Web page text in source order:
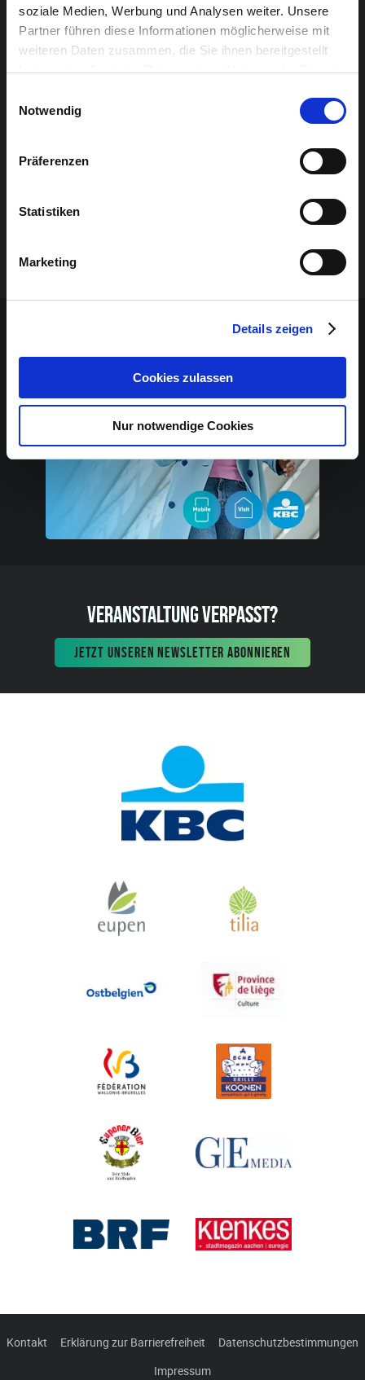
soziale Medien, Werbung und Analysen weiter. Unsere
Partner führen diese Informationen möglicherweise mit
weiteren Daten zusammen, die Sie ihnen bereitgestellt
haben oder die sie im Rahmen Ihrer Nutzung der Dienste
Notwendig
Präferenzen
Statistiken
Marketing
Details zeigen
Cookies zulassen
Nur notwendige Cookies
wechselnden Rollen mit dem Märchen und
experimentiert lustvoll mit Machtverhältnissen.
Ensemble:
Spiel: Jakob Bertram, Marie Dolders, Gabriel Henkes,
Dario Köster, Elisa Mahad
Kostüme: Petra Kather
Vogel
Regie: Helga Kohnen
Sponsoren-Inhalt
VERANSTALTUNG VERPASST?
JETZT UNSEREN NEWSLETTER ABONNIEREN
Kontakt Erklärung zur Barrierefreiheit
Datenschutzbestimmungen
Impressum